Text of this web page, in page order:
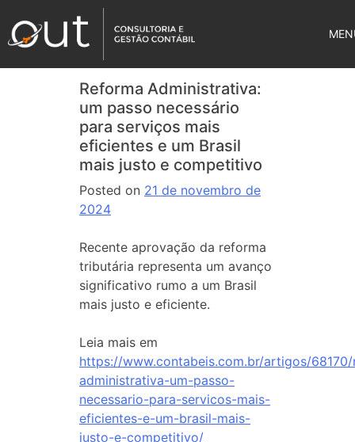
Reforma Administrativa:
um passo necessário
para serviços mais
eficientes e um Brasil
mais justo e competitivo
Posted on 21 de novembro de
2024
Recente aprovação da reforma
tributária representa um avanço
significativo rumo a um Brasil
mais justo e eficiente.
Leia mais em
https://www.contabeis.com.br/artigos/
administrativa-um-passo-
necessario-para-servicos-mais-
eficientes-e-um-brasil-mais-
justo-e-competitivo/